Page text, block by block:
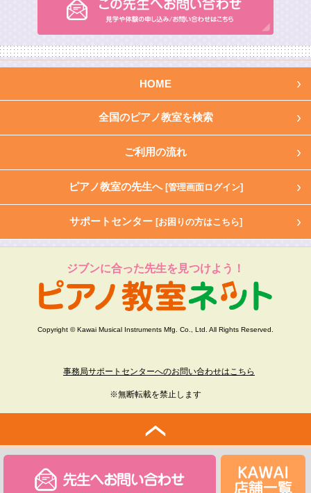
HOME
全国のピアノ教室を検索
ご利用の流れ
ピアノ教室の先生へ [管理画面ログイン]
サポートセンター [お困りの方はこちら]
ジブンに合った先生を見つけよう！
Copyright © Kawai Musical Instruments Mfg. Co., Ltd. All Rights Reserved.
事務局サポートセンターへのお問い合わせはこちら
※無断転載を禁止します